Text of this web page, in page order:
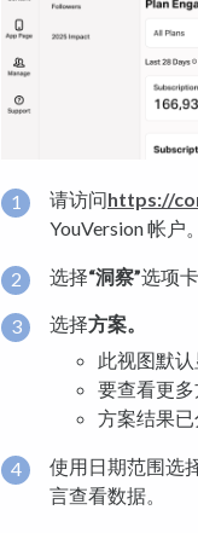
请访问https://
YouVersion 帐户。
选择“洞察”选项卡
选择方案。
此视图默认
要查看更
方案结果已
使用日期范围选
言查看数据。